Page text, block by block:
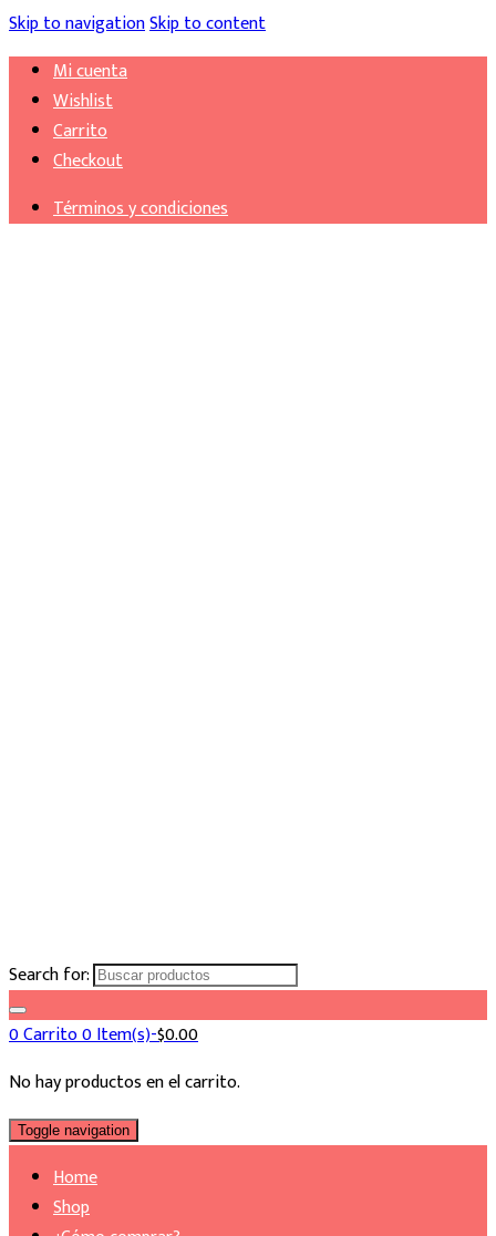
Skip to navigationSkip to content
Mi cuenta
Wishlist
Carrito
Checkout
Términos y condiciones
Search for:
0Carrito0 Item(s)-$0.00
No hay productos en el carrito.
Toggle navigation
Home
Shop